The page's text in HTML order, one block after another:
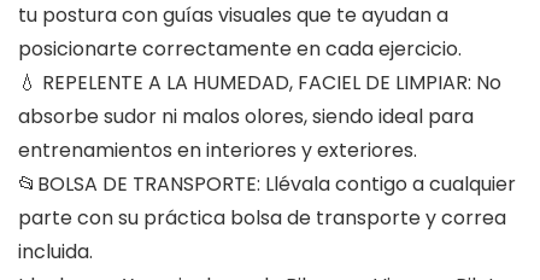
tu postura con guías visuales que te ayudan a
posicionarte correctamente en cada ejercicio.
💧 REPELENTE A LA HUMEDAD, FACIEL DE LIMPIAR: No
absorbe sudor ni malos olores, siendo ideal para
entrenamientos en interiores y exteriores.
📂BOLSA DE TRANSPORTE: Llévala contigo a cualquier
parte con su práctica bolsa de transporte y correa
incluida.